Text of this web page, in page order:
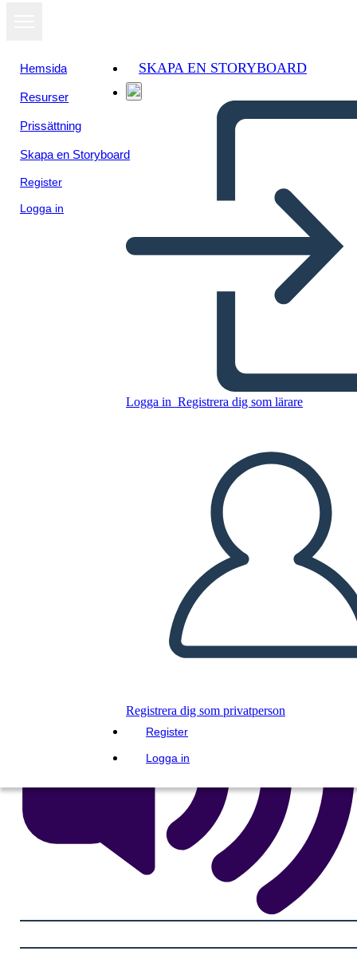
Hemsida
Resurser
Prissättning
Skapa en Storyboard
Register
Logga in
SKAPA EN STORYBOARD
Logga in Registrera dig som lärare
Registrera dig som privatperson
Register
Logga in
Kopiera denna storyboard
SKAPA EN STORYBOARD
SPELA UPP BILDSPEL
LÄS FÖR MIG